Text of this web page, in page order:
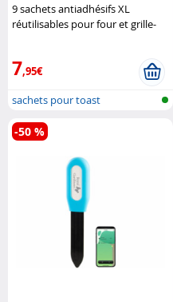
9 sachets antiadhésifs XL
réutilisables pour four et grille-
7,95€
sachets pour toast
-50 %